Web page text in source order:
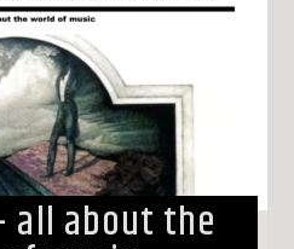
all about the